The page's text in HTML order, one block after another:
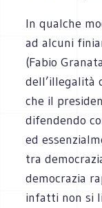
In qualche
ad alcuni
(Fabio
dell’illegalità
che il
difendendo
ed
tra
democrazia
infatti non si